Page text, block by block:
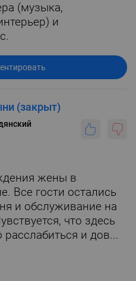
(музыка,
и
(закрыт)
жены в
Все гости остались
и обслуживание на
что здесь
и дов...